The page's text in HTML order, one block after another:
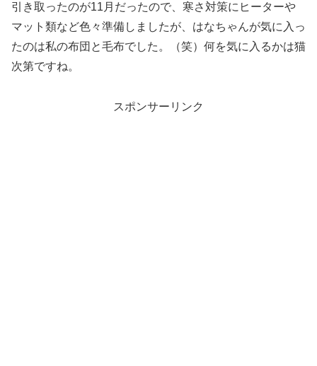
引き取ったのが11月だったので、寒さ対策にヒーターや
マット類など色々準備しましたが、はなちゃんが気に入っ
たのは私の布団と毛布でした。（笑）何を気に入るかは猫
次第ですね。
スポンサーリンク